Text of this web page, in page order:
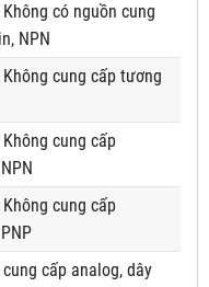
có nguồn cung
NPN
cung cấp tương
cung cấp
cung cấp
cấp analog, dây